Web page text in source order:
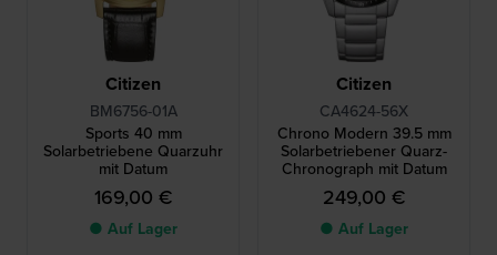
Citizen
BM6756-01A
Sports 40 mm
Solarbetriebene Quarzuhr
mit Datum
169,00 €
● Auf Lager
Citizen
CA4624-56X
Chrono Modern 39.5 mm
Solarbetriebener Quarz-
Chronograph mit Datum
249,00 €
● Auf Lager